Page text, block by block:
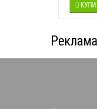
Реклама